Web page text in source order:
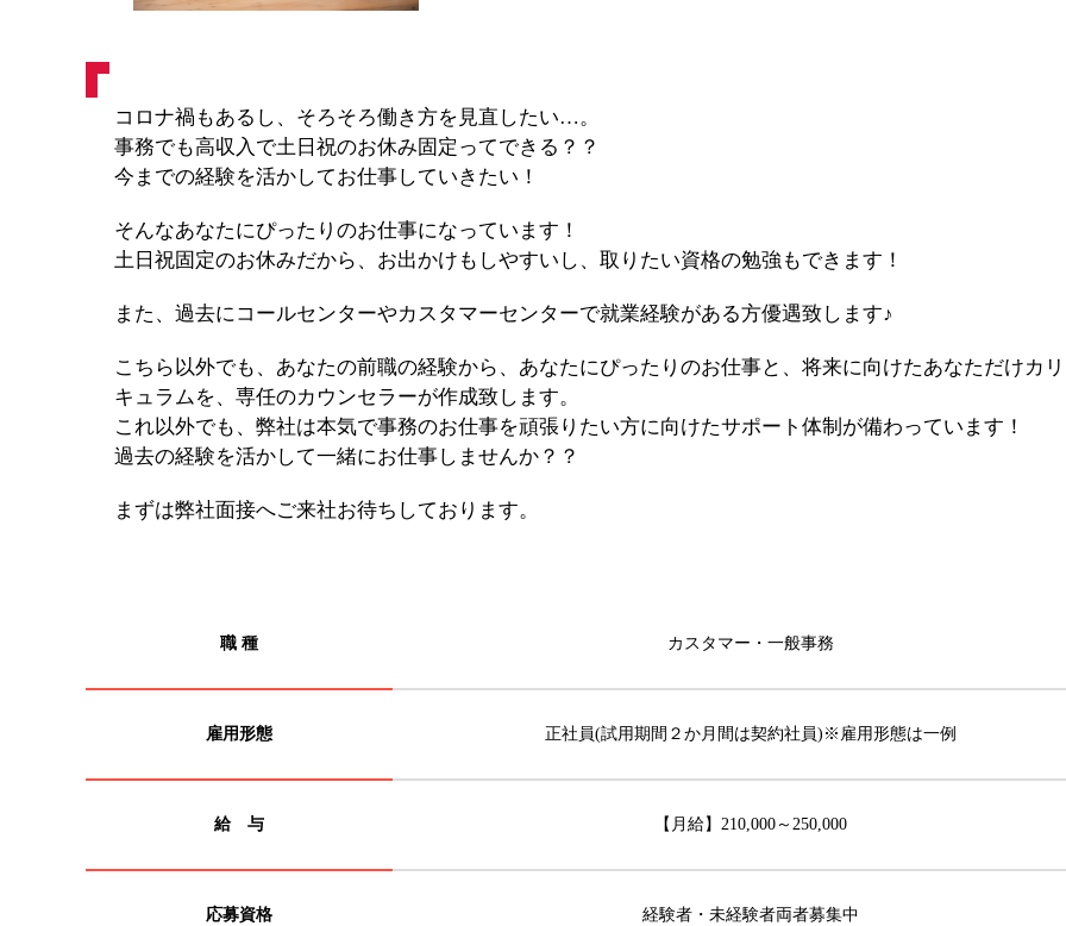
コロナ禍もあるし、そろそろ働き方を見直したい…。
事務でも高収入で土日祝のお休み固定ってできる？？
今までの経験を活かしてお仕事していきたい！
そんなあなたにぴったりのお仕事になっています！
土日祝固定のお休みだから、お出かけもしやすいし、取りたい資格の勉強もできます！
また、過去にコールセンターやカスタマーセンターで就業経験がある方優遇致します♪
こちら以外でも、あなたの前職の経験から、あなたにぴったりのお仕事と、将来に向けたあなただけカリ
キュラムを、専任のカウンセラーが作成致します。
これ以外でも、弊社は本気で事務のお仕事を頑張りたい方に向けたサポート体制が備わっています！
過去の経験を活かして一緒にお仕事しませんか？？
まずは弊社面接へご来社お待ちしております。
職 種 カスタマー・一般事務
雇用形態 正社員(試用期間２か月間は契約社員)※雇用形態は一例
給 与 【月給】210,000～250,000
応募資格 経験者・未経験者両者募集中